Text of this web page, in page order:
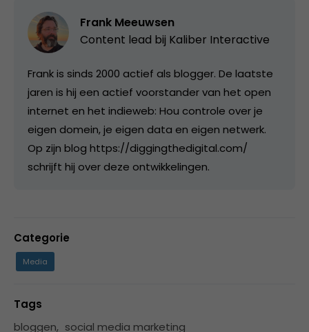
Frank Meeuwsen
Content lead bij Kaliber Interactive
Frank is sinds 2000 actief als blogger. De laatste
jaren is hij een actief voorstander van het open
internet en het indieweb: Hou controle over je
eigen domein, je eigen data en eigen netwerk.
Op zijn blog https://diggingthedigital.com/
schrijft hij over deze ontwikkelingen.
Categorie
Media
Tags
bloggen, social media marketing